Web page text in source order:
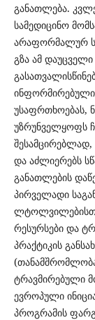
განათლება.
სამედიცინო
არაფორმალურ
გზა ამ
ინფორმირებული
უსაფრთხოებას,
უზრუნველყოფს
და აძლიერებს
განათლების
პირველადი
რესურსები და
პრაქტიკის
ტრავმირებული
ევროპული
პროგრამის